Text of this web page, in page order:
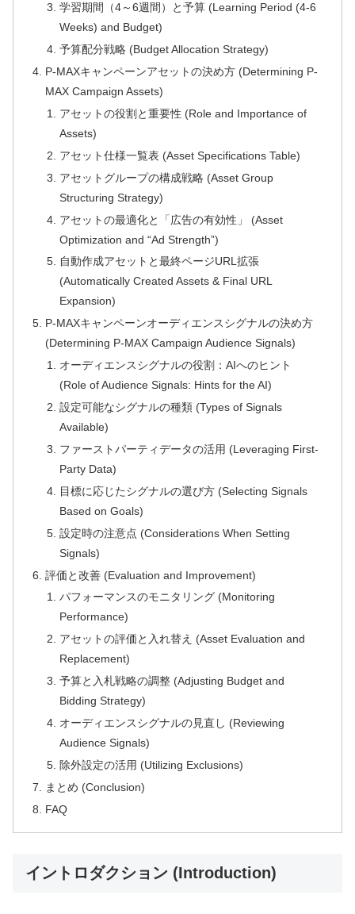
学習期間（4～6週間）と予算 (Learning Period (4-6
Weeks) and Budget)
予算配分戦略 (Budget Allocation Strategy)
P-MAXキャンペーンアセットの決め方 (Determining P-
MAX Campaign Assets)
アセットの役割と重要性 (Role and Importance of
Assets)
アセット仕様一覧表 (Asset Specifications Table)
アセットグループの構成戦略 (Asset Group
Structuring Strategy)
アセットの最適化と「広告の有効性」 (Asset
Optimization and “Ad Strength”)
自動作成アセットと最終ページURL拡張
(Automatically Created Assets & Final URL
Expansion)
P-MAXキャンペーンオーディエンスシグナルの決め方
(Determining P-MAX Campaign Audience Signals)
オーディエンスシグナルの役割：AIへのヒント
(Role of Audience Signals: Hints for the AI)
設定可能なシグナルの種類 (Types of Signals
Available)
ファーストパーティデータの活用 (Leveraging First-
Party Data)
目標に応じたシグナルの選び方 (Selecting Signals
Based on Goals)
設定時の注意点 (Considerations When Setting
Signals)
評価と改善 (Evaluation and Improvement)
パフォーマンスのモニタリング (Monitoring
Performance)
アセットの評価と入れ替え (Asset Evaluation and
Replacement)
予算と入札戦略の調整 (Adjusting Budget and
Bidding Strategy)
オーディエンスシグナルの見直し (Reviewing
Audience Signals)
除外設定の活用 (Utilizing Exclusions)
まとめ (Conclusion)
FAQ
イントロダクション (Introduction)